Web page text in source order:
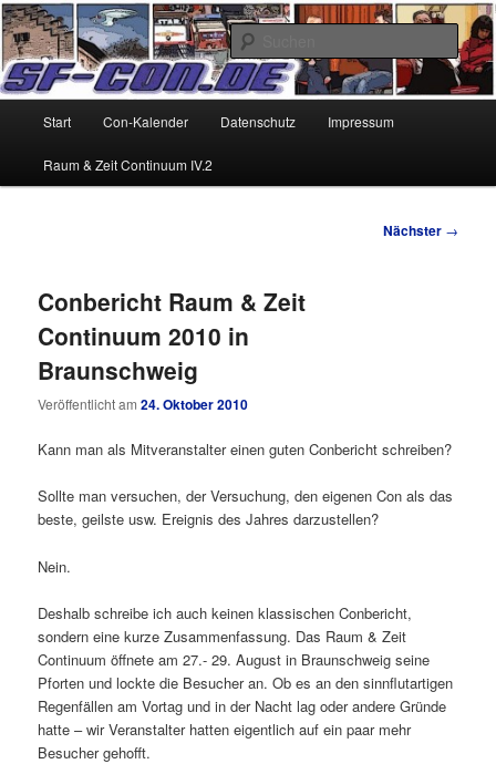
Zum
primären
Inhalt
springenSF-Con.de
Alles um Sciencefiction-Cons
Start Con-Kalender Datenschutz Impressum
Raum & Zeit Continuum IV.2
Nächster →
Conbericht Raum & Zeit
Continuum 2010 in
Braunschweig
Veröffentlicht am24. Oktober 2010
Kann man als Mitveranstalter einen guten Conbericht schreiben?
Sollte man versuchen, der Versuchung, den eigenen Con als das
beste, geilste usw. Ereignis des Jahres darzustellen?
Nein.
Deshalb schreibe ich auch keinen klassischen Conbericht,
sondern eine kurze Zusammenfassung. Das Raum & Zeit
Continuum öffnete am 27.- 29. August in Braunschweig seine
Pforten und lockte die Besucher an. Ob es an den sinnflutartigen
Regenfällen am Vortag und in der Nacht lag oder andere Gründe
hatte – wir Veranstalter hatten eigentlich auf ein paar mehr
Besucher gehofft.